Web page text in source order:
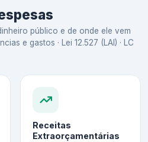
público e de onde ele vem
e gastos · Lei 12.527 (LAI) · LC
Receitas
Extraorçamentárias